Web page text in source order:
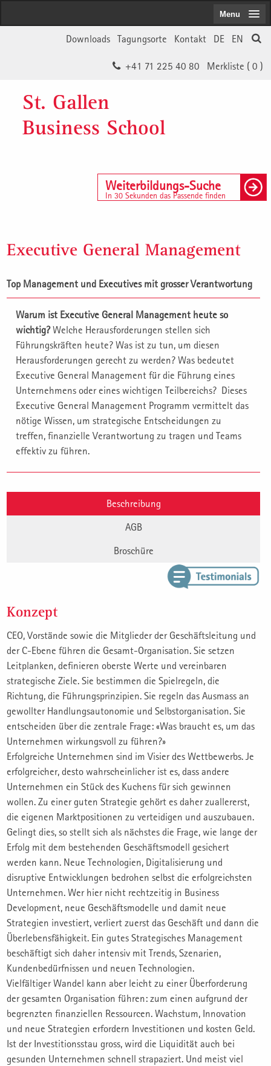
EN
DE
Kontakt
Tagungsorte
Downloads
Merkliste ( 0 )
+41 71 225 40 80
St. Gallen
Business School
Weiterbildungs-Suche
In 30 Sekunden das Passende finden
Menu
Executive General Management
Top Management und Executives mit grosser Verantwortung
Warum ist Executive General Management heute so
wichtig?Welche Herausforderungen stellen sich
Führungskräften heute? Was ist zu tun, um diesen
Herausforderungen gerecht zu werden? Was bedeutet
Executive General Management für die Führung eines
Unternehmens oder eines wichtigen Teilbereichs? Dieses
Executive General Management Programm vermittelt das
nötige Wissen, um strategische Entscheidungen zu
treffen, finanzielle Verantwortung zu tragen und Teams
effektiv zu führen.
Beschreibung
AGB
Broschüre
Konzept
CEO, Vorstände sowie die Mitglieder der Geschäftsleitung und
der C-Ebene führen die Gesamt-Organisation. Sie setzen
Leitplanken, definieren oberste Werte und vereinbaren
strategische Ziele. Sie bestimmen die Spielregeln, die
Richtung, die Führungsprinzipien. Sie regeln das Ausmass an
gewollter Handlungsautonomie und Selbstorganisation. Sie
entscheiden über die zentrale Frage: «Was braucht es, um das
Unternehmen wirkungsvoll zu führen?»
Erfolgreiche Unternehmen sind im Visier des Wettbewerbs. Je
erfolgreicher, desto wahrscheinlicher ist es, dass andere
Unternehmen ein Stück des Kuchens für sich gewinnen
wollen. Zu einer guten Strategie gehört es daher zuallererst,
die eigenen Marktpositionen zu verteidigen und auszubauen.
Gelingt dies, so stellt sich als nächstes die Frage, wie lange der
Erfolg mit dem bestehenden Geschäftsmodell gesichert
werden kann. Neue Technologien, Digitalisierung und
disruptive Entwicklungen bedrohen selbst die erfolgreichsten
Unternehmen. Wer hier nicht rechtzeitig in Business
Development, neue Geschäftsmodelle und damit neue
Strategien investiert, verliert zuerst das Geschäft und dann die
Überlebensfähigkeit. Ein gutes Strategisches Management
beschäftigt sich daher intensiv mit Trends, Szenarien,
Kundenbedürfnissen und neuen Technologien.
Vielfältiger Wandel kann aber leicht zu einer Überforderung
der gesamten Organisation führen: zum einen aufgrund der
begrenzten finanziellen Ressourcen. Wachstum, Innovation
und neue Strategien erfordern Investitionen und kosten Geld.
Ist der Investitionsstau gross, wird die Liquidität auch bei
gesunden Unternehmen schnell strapaziert. Und meist viel